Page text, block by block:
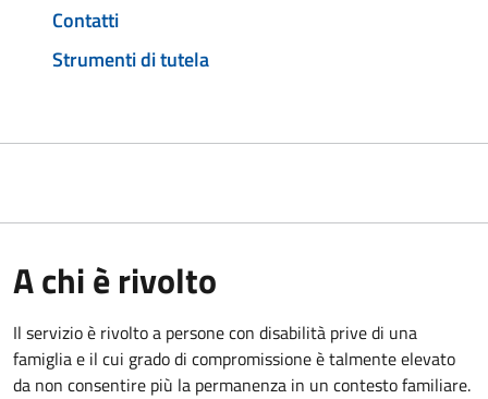
Contatti
Strumenti di tutela
A chi è rivolto
Il servizio è rivolto a persone con disabilità prive di una
famiglia e il cui grado di compromissione è talmente elevato
da non consentire più la permanenza in un contesto familiare.